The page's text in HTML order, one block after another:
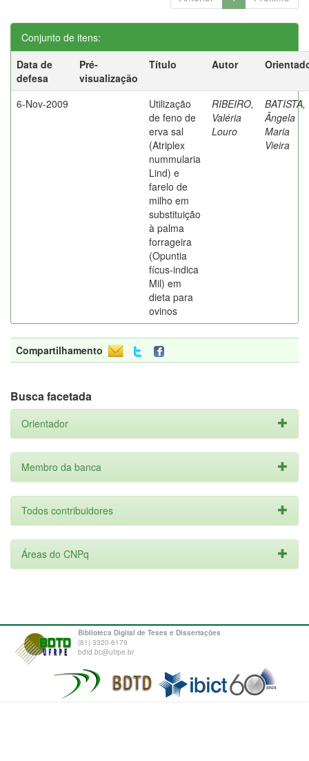
Conjunto de itens:
Data de
defesa
Pré-
visualização
Título Autor
6-Nov-2009
Utilização
de feno de
erva sal
(Atriplex
nummularia
Lind) e
farelo de
milho em
substituição
à palma
forrageira
(Opuntia
fícus-indica
Mil) em
dieta para
ovinos
RIBEIRO,
Valéria
Louro
BATISTA,
Ângela
Maria
Vieira
Compartilhamento
Busca facetada
Orientador
Membro da banca
Todos contribuidores
Áreas do CNPq
Biblioteca Digital de Teses e Dissertações
(81) 3320-6179
bdtd.bc@ufrpe.br